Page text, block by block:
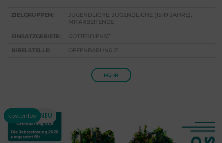
ZIELGRUPPEN:
JUGENDLICHE, JUGENDLICHE (15-19 JAHRE),
MITARBEITENDE
EINSATZGEBIETE: GOTTESDIENST
BIBELSTELLE: OFFENBARUNG 21
MEHR